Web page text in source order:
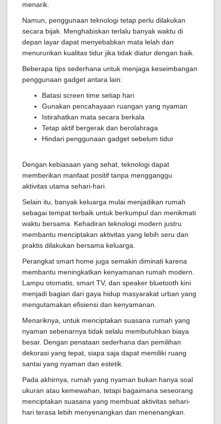
menarik.
Namun, penggunaan teknologi tetap perlu dilakukan
secara bijak. Menghabiskan terlalu banyak waktu di
depan layar dapat menyebabkan mata lelah dan
menurunkan kualitas tidur jika tidak diatur dengan baik.
Beberapa tips sederhana untuk menjaga keseimbangan
penggunaan gadget antara lain:
Batasi screen time setiap hari
Gunakan pencahayaan ruangan yang nyaman
Istirahatkan mata secara berkala
Tetap aktif bergerak dan berolahraga
Hindari penggunaan gadget sebelum tidur
Dengan kebiasaan yang sehat, teknologi dapat
memberikan manfaat positif tanpa mengganggu
aktivitas utama sehari-hari.
Selain itu, banyak keluarga mulai menjadikan rumah
sebagai tempat terbaik untuk berkumpul dan menikmati
waktu bersama. Kehadiran teknologi modern justru
membantu menciptakan aktivitas yang lebih seru dan
praktis dilakukan bersama keluarga.
Perangkat smart home juga semakin diminati karena
membantu meningkatkan kenyamanan rumah modern.
Lampu otomatis, smart TV, dan speaker bluetooth kini
menjadi bagian dari gaya hidup masyarakat urban yang
mengutamakan efisiensi dan kenyamanan.
Menariknya, untuk menciptakan suasana rumah yang
nyaman sebenarnya tidak selalu membutuhkan biaya
besar. Dengan penataan sederhana dan pemilihan
dekorasi yang tepat, siapa saja dapat memiliki ruang
santai yang nyaman dan estetik.
Pada akhirnya, rumah yang nyaman bukan hanya soal
ukuran atau kemewahan, tetapi bagaimana seseorang
menciptakan suasana yang membuat aktivitas sehari-
hari terasa lebih menyenangkan dan menenangkan.